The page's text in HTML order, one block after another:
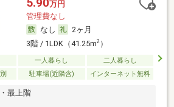
万円
管理費なし
なし
2ヶ月
3階 / 1LDK（41.25m2）
一人暮らし
二人暮らし
駐車場(近隣含) インターネット無料
最上階